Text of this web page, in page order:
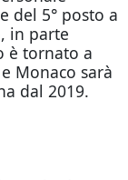
del 5° posto a
in parte
è tornato a
Monaco sarà
dal 2019.